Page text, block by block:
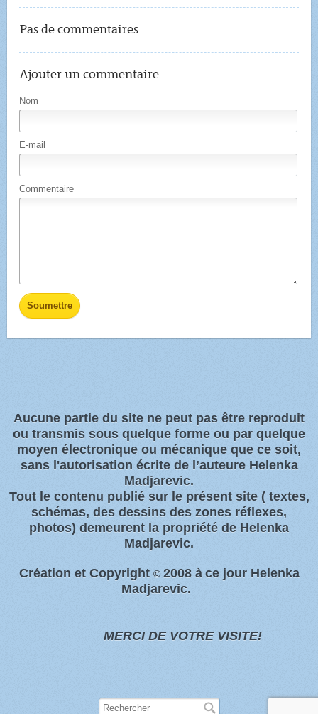
Pas de commentaires
Ajouter un commentaire
Nom
E-mail
Commentaire
Aucune partie du site ne peut pas être reproduit
ou transmis sous quelque forme ou par quelque
moyen électronique ou mécanique que ce soit,
sans l'autorisation écrite de l’auteure Helenka
Madjarevic.
Tout l e contenu publié sur le présent site( textes,
schémas, des dessins des zones réflexes,
photos) demeurent la propriété de Helenka
Madjarevic.
Création et Copyright © 2008 à ce jour Helenka
Madjarevic.
MERCI DE VOTRE VISITE!